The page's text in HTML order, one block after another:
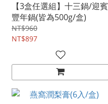
【3盒任選組】十三鍋/迎賓
豐年鍋(皆為500g/盒)
NT$960
NT$897